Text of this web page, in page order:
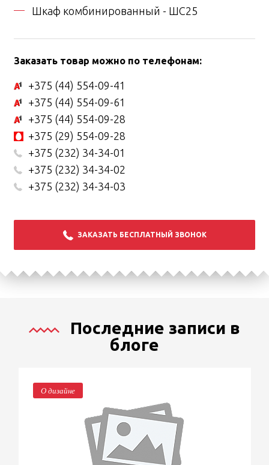
Шкаф комбинированный - ШС25
Заказать товар можно по телефонам:
+375 (44) 554-09-41
+375 (44) 554-09-61
+375 (44) 554-09-28
+375 (29) 554-09-28
+375 (232) 34-34-01
+375 (232) 34-34-02
+375 (232) 34-34-03
ЗАКАЗАТЬ БЕСПЛАТНЫЙ ЗВОНОК
Последние записи в
блоге
О дизайне